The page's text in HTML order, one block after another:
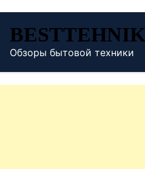
содержимому
Обзоры бытовой техники